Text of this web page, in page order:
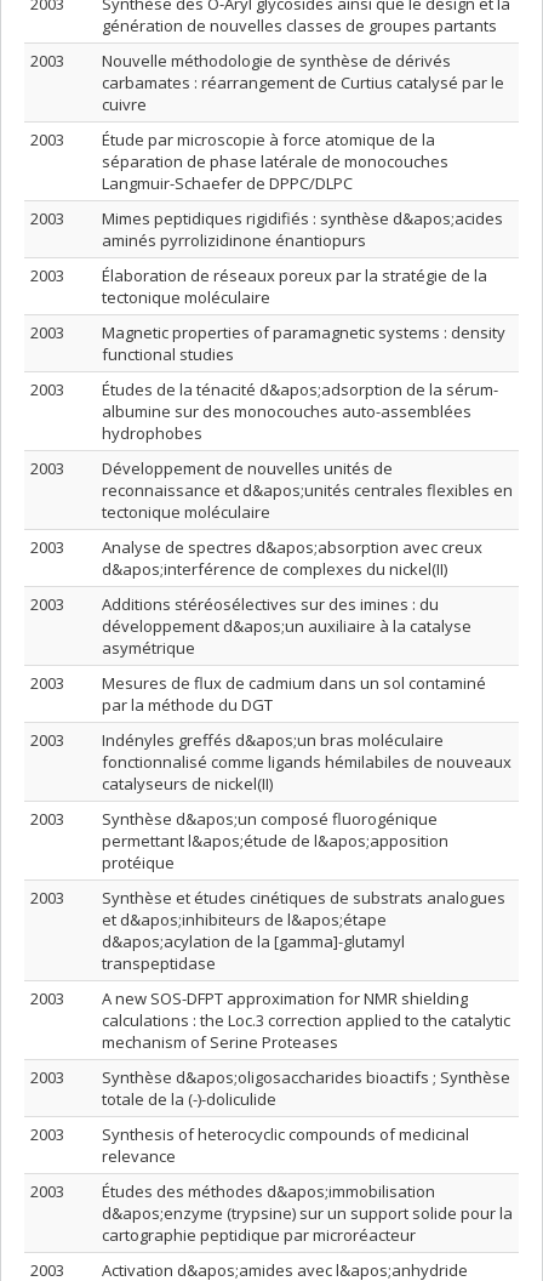
génération de nouvelles classes de groupes partants
2003
Nouvelle méthodologie de synthèse de dérivés
carbamates : réarrangement de Curtius catalysé par le
cuivre
2003
Étude par microscopie à force atomique de la
séparation de phase latérale de monocouches
Langmuir-Schaefer de DPPC/DLPC
2003
Mimes peptidiques rigidifiés : synthèse d&apos;acides
aminés pyrrolizidinone énantiopurs
2003
Élaboration de réseaux poreux par la stratégie de la
tectonique moléculaire
2003
Magnetic properties of paramagnetic systems : density
functional studies
2003
Études de la ténacité d&apos;adsorption de la sérum-
albumine sur des monocouches auto-assemblées
hydrophobes
2003
Développement de nouvelles unités de
reconnaissance et d&apos;unités centrales flexibles en
tectonique moléculaire
2003
Analyse de spectres d&apos;absorption avec creux
d&apos;interférence de complexes du nickel(II)
2003
Additions stéréosélectives sur des imines : du
développement d&apos;un auxiliaire à la catalyse
asymétrique
2003
Mesures de flux de cadmium dans un sol contaminé
par la méthode du DGT
2003
Indényles greffés d&apos;un bras moléculaire
fonctionnalisé comme ligands hémilabiles de nouveaux
catalyseurs de nickel(II)
2003
Synthèse d&apos;un composé fluorogénique
permettant l&apos;étude de l&apos;apposition
protéique
2003
Synthèse et études cinétiques de substrats analogues
et d&apos;inhibiteurs de l&apos;étape
d&apos;acylation de la [gamma]-glutamyl
transpeptidase
2003
A new SOS-DFPT approximation for NMR shielding
calculations : the Loc.3 correction applied to the catalytic
mechanism of Serine Proteases
2003
Synthèse d&apos;oligosaccharides bioactifs ; Synthèse
totale de la (-)-doliculide
2003
Synthesis of heterocyclic compounds of medicinal
relevance
2003
Études des méthodes d&apos;immobilisation
d&apos;enzyme (trypsine) sur un support solide pour la
cartographie peptidique par microréacteur
2003
Activation d&apos;amides avec l&apos;anhydride